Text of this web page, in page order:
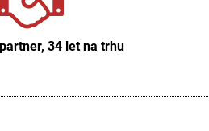
34 let na trhu